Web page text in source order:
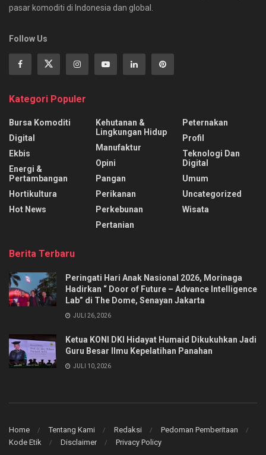
pasar komoditi di Indonesia dan global.
Follow Us
Kategori Populer
Bursa Komoditi
Digital
Ekbis
Energi &
Pertambangan
Hortikultura
Hot News
Kehutanan &
Lingkungan Hidup
Manufaktur
Opini
Pangan
Perikanan
Perkebunan
Pertanian
Peternakan
Profil
Teknologi Dan
Digital
Umum
Uncategorized
Wisata
Berita Terbaru
Peringati Hari Anak Nasional 2026, Morinaga
Hadirkan “ Door of Future – Advance Intelligence
Lab” di The Dome, Senayan Jakarta
JULI 26, 2026
Ketua KONI DKI Hidayat Humaid Dikukuhkan Jadi
Guru Besar Ilmu Kepelatihan Panahan
JULI 10, 2026
Home Tentang Kami Redaksi
Pedoman Pemberitaan
Kode Etik
Disclaimer Privacy Policy